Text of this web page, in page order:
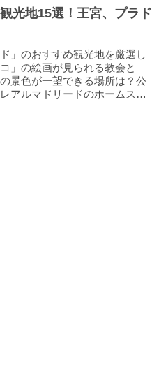
光地15選！王宮、プラド
」のおすすめ観光地を厳選し
」の絵画が見られる教会と
景色が一望できる場所は？公
アルマドリードのホームスタ